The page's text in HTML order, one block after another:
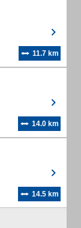
11.7 km
14.0 km
14.5 km